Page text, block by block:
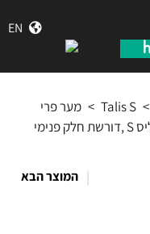
EN
>
Talis S
> מער פרי
סטנדינג לאמבט בגימור כרום, סדרת טאליס S ,דורשת חלק פנימי
| המוצר הבא